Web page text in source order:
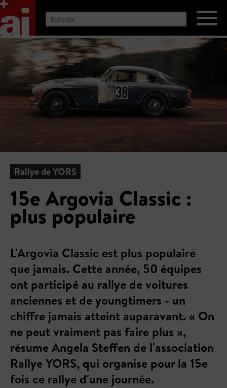
Rallye de YORS
15e Argovia Classic :
plus populaire
L'Argovia Classic est plus populaire
que jamais. Cette année, 50 équipes
ont participé au rallye de voitures
anciennes et de youngtimers - un
chiffre jamais atteint auparavant. « On
ne peut vraiment pas faire plus »,
résume Angela Steffen de l'association
Rallye YORS, qui organise pour la 15e
fois ce rallye d'une journée.